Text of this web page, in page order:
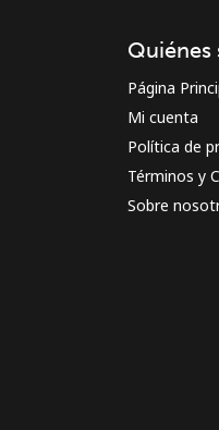
Quiénes
Página
Mi cuenta
Política de
Términos y
Sobre